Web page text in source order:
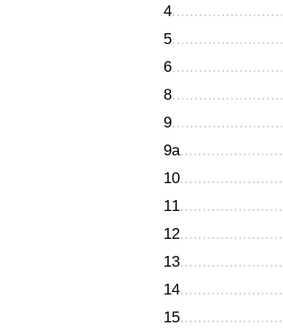
4
5
6
8
9
9а
10
11
12
13
14
15